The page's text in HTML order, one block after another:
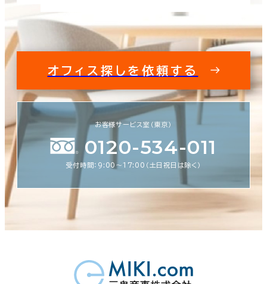
オフィス探しを依頼する
お客様サービス室（東京）
0120-534-011
受付時間：9:00〜17:00（土日祝日は除く）